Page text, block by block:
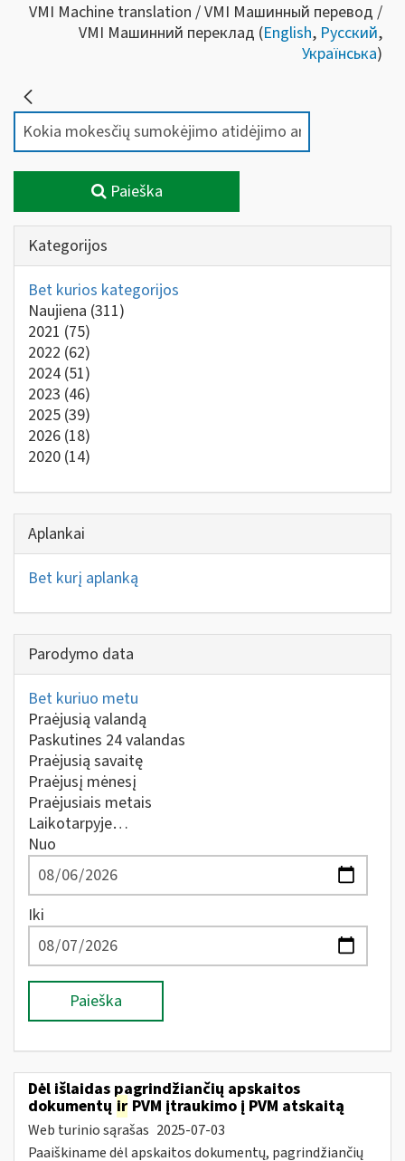
VMI Machine translation / VMI Машинный перевод /
VMI Машинний переклад (English, Русский,
Українська)
Paieška
Kategorijos
Bet kurios kategorijos
Naujiena (311)
2021 (75)
2022 (62)
2024 (51)
2023 (46)
2025 (39)
2026 (18)
2020 (14)
Aplankai
Bet kurį aplanką
Parodymo data
Bet kuriuo metu
Praėjusią valandą
Paskutines 24 valandas
Praėjusią savaitę
Praėjusį mėnesį
Praėjusiais metais
Laikotarpyje…
Nuo
Iki
Paieška
Dėl išlaidas pagrindžiančių apskaitos
dokumentų ir PVM įtraukimo į PVM atskaitą
Web turinio sąrašas 2025-07-03
Paaiškiname dėl apskaitos dokumentų, pagrindžiančių